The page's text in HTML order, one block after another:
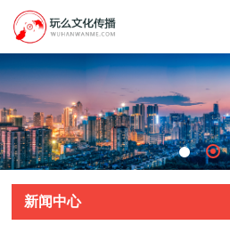
新闻中心